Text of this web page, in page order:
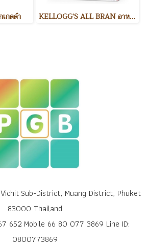
กดดำ KELLOGG’S ALL BRAN อาหารเช้า
Sub-District, Muang District, Phuket
83000 Thailand
652 Mobile 66 80 077 3869 Line ID:
0800773869